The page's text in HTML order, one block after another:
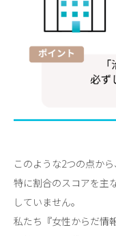
このような2つの点か
特に割合のスコアを主
していません。
私たち『女性からだ情